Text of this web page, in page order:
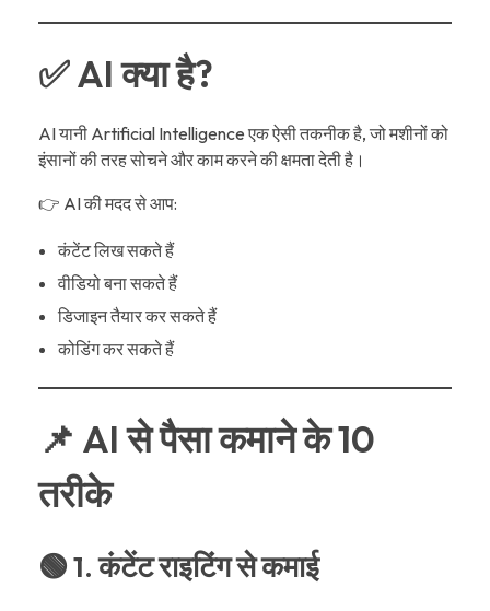
✅ AI क्या है?
AI यानी Artificial Intelligence एक ऐसी तकनीक है, जो मशीनों को
इंसानों की तरह सोचने और काम करने की क्षमता देती है।
👉 AI की मदद से आप:
कंटेंट लिख सकते हैं
वीडियो बना सकते हैं
डिजाइन तैयार कर सकते हैं
कोडिंग कर सकते हैं
📌 AI से पैसा कमाने के 10
तरीके
🟢 1. कंटेंट राइटिंग से कमाई